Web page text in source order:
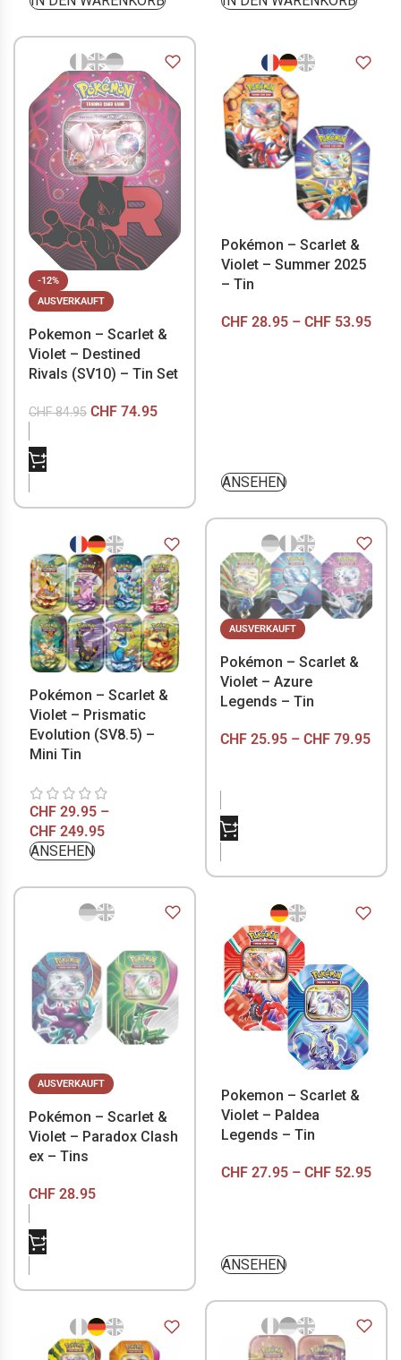
-12%
AUSVERKAUFT
Pokemon – Scarlet &
Violet – Destined
Rivals (SV10) – Tin Set
CHF84.95 CHF 74.95
Pokémon – Scarlet &
Violet – Summer 2025
– Tin
CHF28.95 – CHF53.95
ANSEHEN
Pokémon – Scarlet &
Violet – Prismatic
Evolution (SV8.5) –
Mini Tin
CHF 29.95 –
CHF 249.95
ANSEHEN
AUSVERKAUFT
Pokémon – Scarlet &
Violet – Azure
Legends – Tin
CHF25.95 – CHF79.95
AUSVERKAUFT
Pokémon – Scarlet &
Violet – Paradox Clash
ex – Tins
CHF 28.95
Pokemon – Scarlet &
Violet – Paldea
Legends – Tin
CHF27.95 – CHF52.95
ANSEHEN